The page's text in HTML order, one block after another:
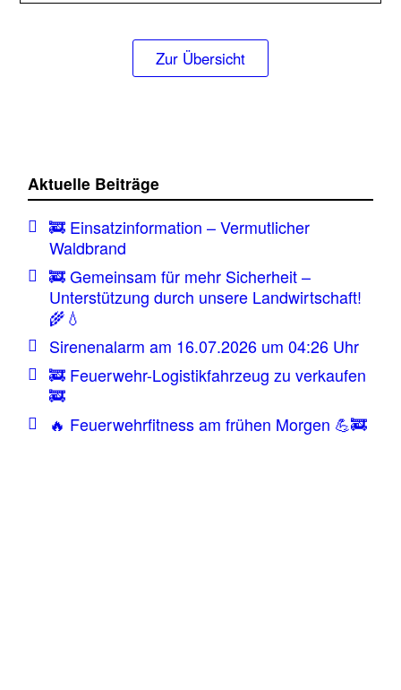
Zur Übersicht
Aktuelle Beiträge
🚒 Einsatzinformation – Vermutlicher
Waldbrand
🚒 Gemeinsam für mehr Sicherheit –
Unterstützung durch unsere Landwirtschaft!
🌾💧
Sirenenalarm am 16.07.2026 um 04:26 Uhr
🚒 Feuerwehr-Logistikfahrzeug zu verkaufen
🚒
🔥 Feuerwehrfitness am frühen Morgen 💪🚒